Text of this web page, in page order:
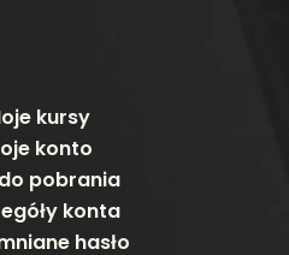
kursy
konto
pobrania
konta
hasło